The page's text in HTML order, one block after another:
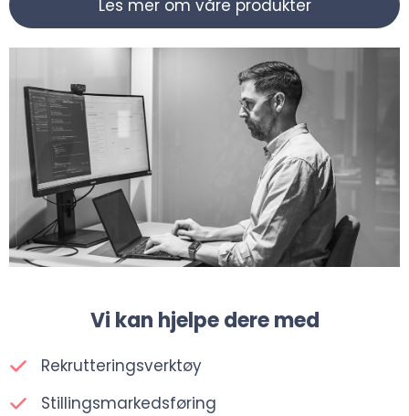
Les mer om våre produkter
Vi kan hjelpe dere med
Rekrutteringsverktøy
Stillingsmarkedsføring